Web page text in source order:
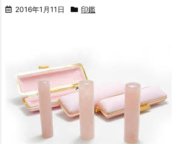
2016年1月11日 印鑑